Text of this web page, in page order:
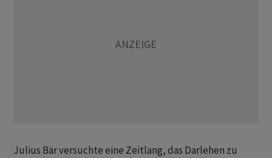
Julius Bär versuchte eine Zeitlang, das Darlehen zu